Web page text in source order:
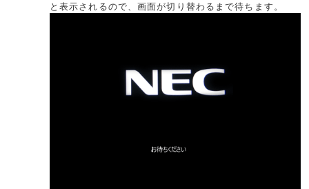
と表示されるので、画面が切り替わるまで待ちます。